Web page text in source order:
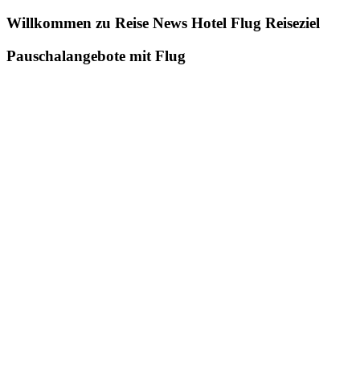
Willkommen zu Reise News Hotel Flug Reiseziel
Pauschalangebote mit Flug